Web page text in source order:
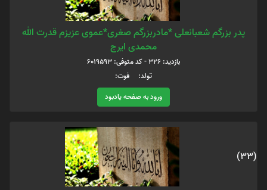
پدر بزرگم شعبانعلی *مادربزرگم صغری*عموی عزیزم قدرت الله
محمدی ایرج
بازدید: 326 - کد متوفی: 6019593
تولد: فوت:
ورود به صفحه یادبود
(33)